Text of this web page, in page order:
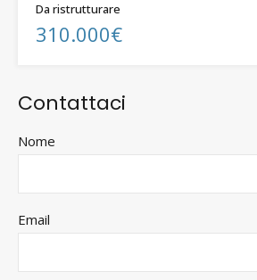
Da ristrutturare
310.000€
Contattaci
Nome
Email